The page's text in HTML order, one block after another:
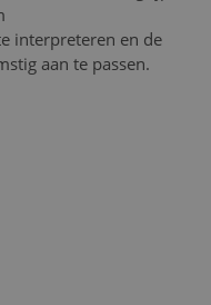
interpreteren en de
aan te passen.